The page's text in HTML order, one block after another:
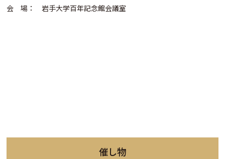
会 場： 岩手大学百年記念館会議室
催し物